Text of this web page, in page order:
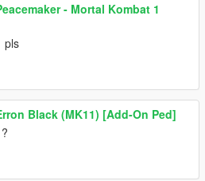
- Mortal Kombat 1
pls
Black (MK11) [Add-On Ped]